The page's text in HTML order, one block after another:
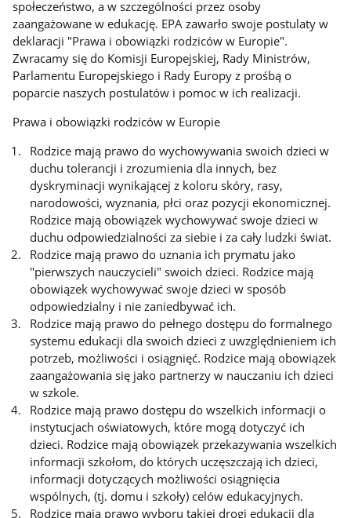
społeczeństwo, a w szczególności przez osoby
zaangażowane w edukację. EPA zawarło swoje postulaty w
deklaracji "Prawa i obowiązki rodziców w Europie".
Zwracamy się do Komisji Europejskiej, Rady Ministrów,
Parlamentu Europejskiego i Rady Europy z prośbą o
poparcie naszych postulatów i pomoc w ich realizacji.
Prawa i obowiązki rodziców w Europie
Rodzice mają prawo do wychowywania swoich dzieci w
duchu tolerancji i zrozumienia dla innych, bez
dyskryminacji wynikającej z koloru skóry, rasy,
narodowości, wyznania, płci oraz pozycji ekonomicznej.
Rodzice mają obowiązek wychowywać swoje dzieci w
duchu odpowiedzialności za siebie i za cały ludzki świat.
Rodzice mają prawo do uznania ich prymatu jako
"pierwszych nauczycieli" swoich dzieci. Rodzice mają
obowiązek wychowywać swoje dzieci w sposób
odpowiedzialny i nie zaniedbywać ich.
Rodzice mają prawo do pełnego dostępu do formalnego
systemu edukacji dla swoich dzieci z uwzględnieniem ich
potrzeb, możliwości i osiągnięć. Rodzice mają obowiązek
zaangażowania się jako partnerzy w nauczaniu ich dzieci
w szkole.
Rodzice mają prawo dostępu do wszelkich informacji o
instytucjach oświatowych, które mogą dotyczyć ich
dzieci. Rodzice mają obowiązek przekazywania wszelkich
informacji szkołom, do których uczęszczają ich dzieci,
informacji dotyczących możliwości osiągnięcia
wspólnych, (tj. domu i szkoły) celów edukacyjnych.
Rodzice mają prawo wyboru takiej drogi edukacji dla